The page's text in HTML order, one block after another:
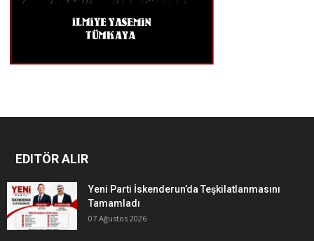
EDITÖR ALIR
Yeni Parti İskenderun’da Teşkilatlanmasını
Tamamladı
07 Ağustos 2026